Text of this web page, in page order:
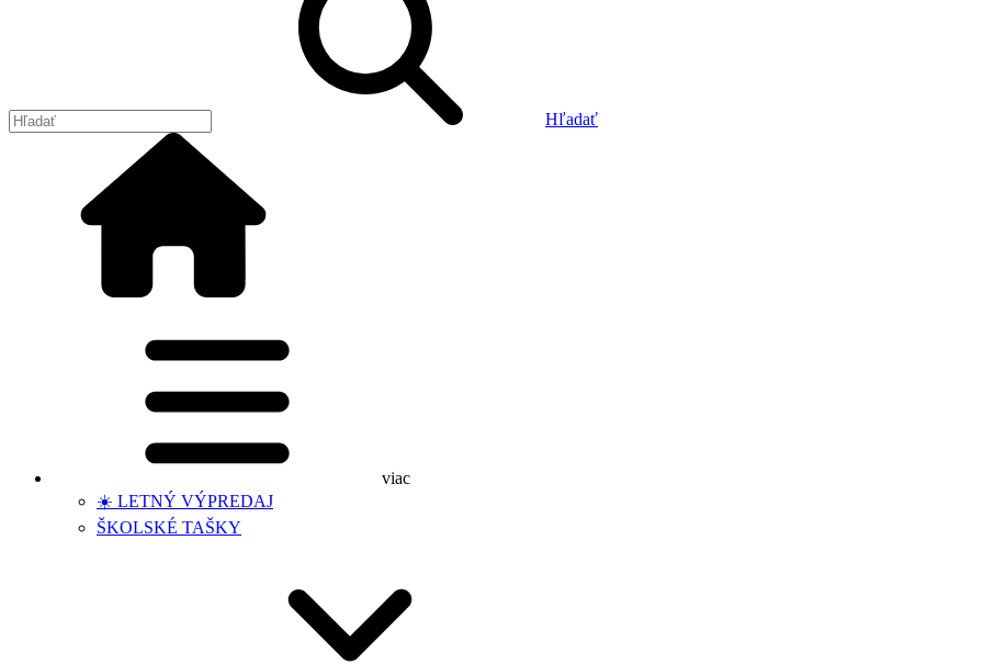
Hľadať
viac
☀️ LETNÝ VÝPREDAJ
ŠKOLSKÉ TAŠKY